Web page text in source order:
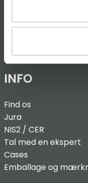
T:+45 4320 8600
INFO
Find os
Jura
NIS2 / CER
Tal med en ekspert
Cases
Emballage og